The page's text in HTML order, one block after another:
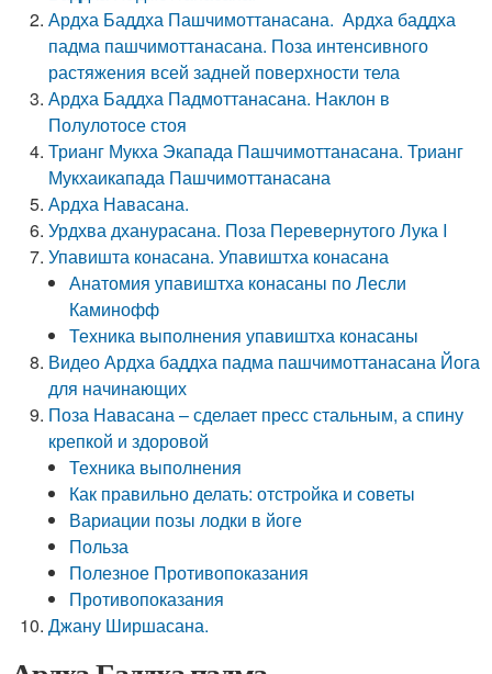
Ардха Баддха Пашчимоттанасана. Ардха баддха
падма пашчимоттанасана. Поза интенсивного
растяжения всей задней поверхности тела
Ардха Баддха Падмоттанасана. Наклон в
Полулотосе стоя
Трианг Мукха Экапада Пашчимоттанасана. Трианг
Мукхаикапада Пашчимоттанасана
Ардха Навасана.
Урдхва дханурасана. Поза Перевернутого Лука I
Упавишта конасана. Упавиштха конасана
Анатомия упавиштха конасаны по Лесли
Каминофф
Техника выполнения упавиштха конасаны
Видео Ардха баддха падма пашчимоттанасана Йога
для начинающих
Поза Навасана – сделает пресс стальным, а спину
крепкой и здоровой
Техника выполнения
Как правильно делать: отстройка и советы
Вариации позы лодки в йоге
Польза
Полезное Противопоказания
Противопоказания
Джану Ширшасана.